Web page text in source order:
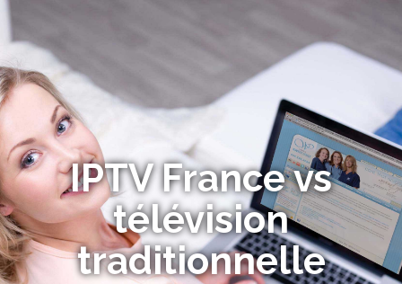
IPTV France vs
télévision
traditionnelle